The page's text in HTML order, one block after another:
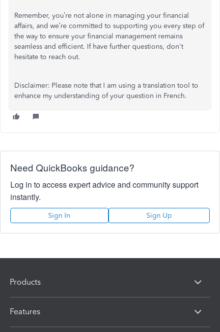
Remember, you’re not alone in managing your financial
affairs, and we’re committed to supporting you every step of
the way to ensure your financial management remains
seamless and efficient. If have further questions, don't
hesitate to reach out.
Disclaimer: Please note that I am using a translation tool to
enhance my understanding of your question in French.
Need QuickBooks guidance?
Log in to access expert advice and community support
instantly.
Sign In Sign Up
Products
Features